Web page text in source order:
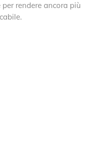
rendere ancora più